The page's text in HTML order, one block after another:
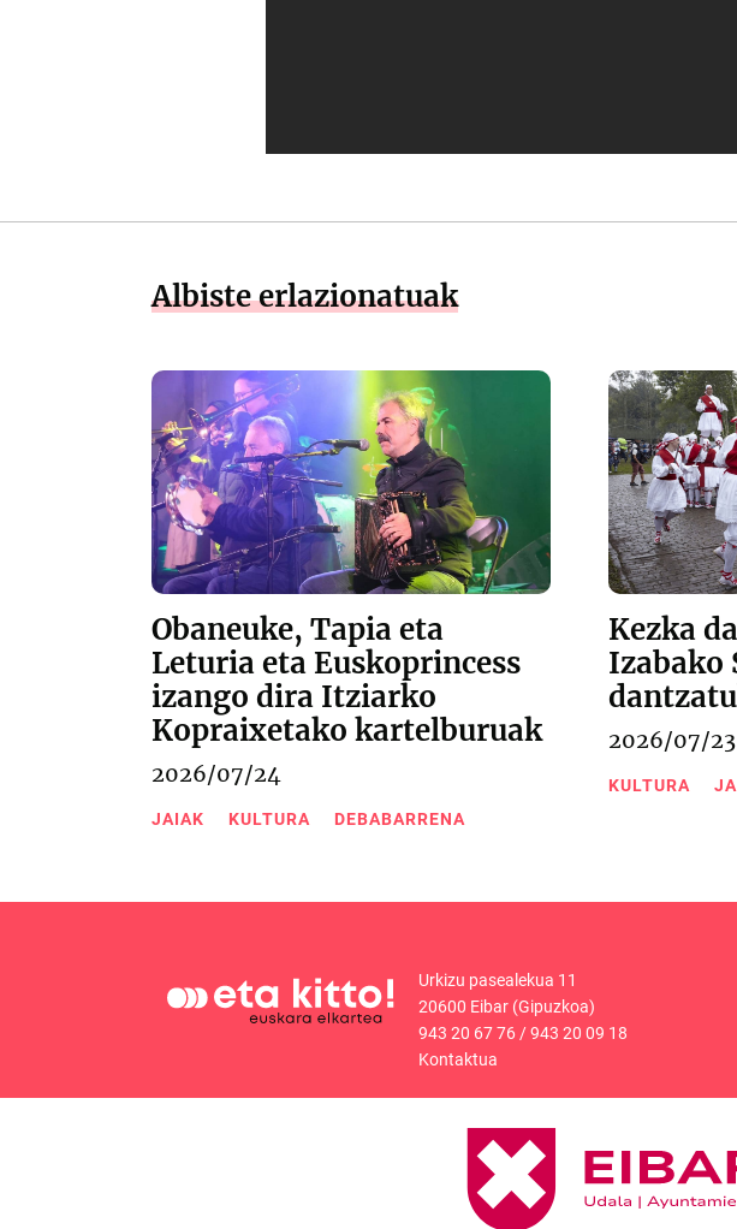
Albiste erlazionatuak
Obaneuke, Tapia eta
Leturia eta Euskoprincess
izango dira Itziarko
Kopraixetako kartelburuak
2026/07/24
JAIAK KULTURA DEBABARRENA
Kezka
Izabako
2026/07/23
KULTURA
Urkizu pasealekua 11
20600 Eibar (Gipuzkoa)
943 20 67 76/943 20 09 18
Kontaktua